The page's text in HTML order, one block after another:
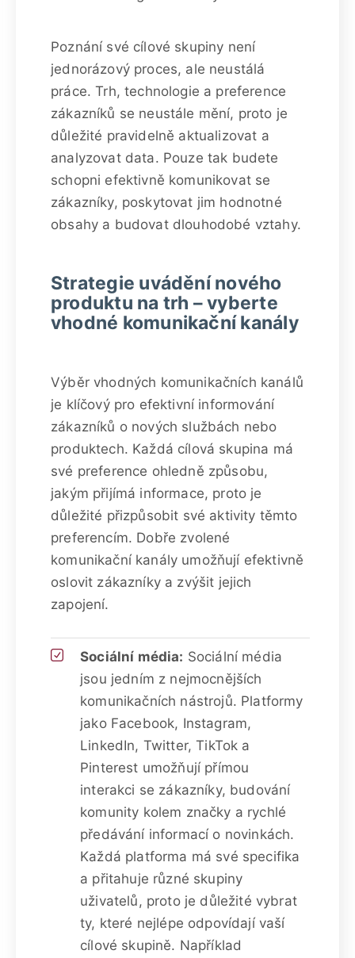
Poznání své cílové skupiny není
jednorázový proces, ale neustálá
práce. Trh, technologie a preference
zákazníků se neustále mění, proto je
důležité pravidelně aktualizovat a
analyzovat data. Pouze tak budete
schopni efektivně komunikovat se
zákazníky, poskytovat jim hodnotné
obsahy a budovat dlouhodobé vztahy.
Strategie uvádění nového
produktu na trh – vyberte
vhodné komunikační kanály
Výběr vhodných komunikačních kanálů
je klíčový pro efektivní informování
zákazníků o nových službách nebo
produktech. Každá cílová skupina má
své preference ohledně způsobu,
jakým přijímá informace, proto je
důležité přizpůsobit své aktivity těmto
preferencím. Dobře zvolené
komunikační kanály umožňují efektivně
oslovit zákazníky a zvýšit jejich
zapojení.
Sociální média: Sociální média
jsou jedním z nejmocnějších
komunikačních nástrojů. Platformy
jako Facebook, Instagram,
LinkedIn, Twitter, TikTok a
Pinterest umožňují přímou
interakci se zákazníky, budování
komunity kolem značky a rychlé
předávání informací o novinkách.
Každá platforma má své specifika
a přitahuje různé skupiny
uživatelů, proto je důležité vybrat
ty, které nejlépe odpovídají vaší
cílové skupině. Například